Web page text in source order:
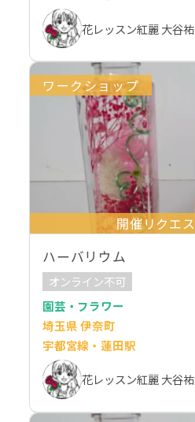
花レッスン紅麗 大谷
ワークショップ
開催リクエ
ハーバリウム
オンライン不可
園芸・フラワー
埼玉県 伊奈町
宇都宮線・蓮田駅
花レッスン紅麗 大谷